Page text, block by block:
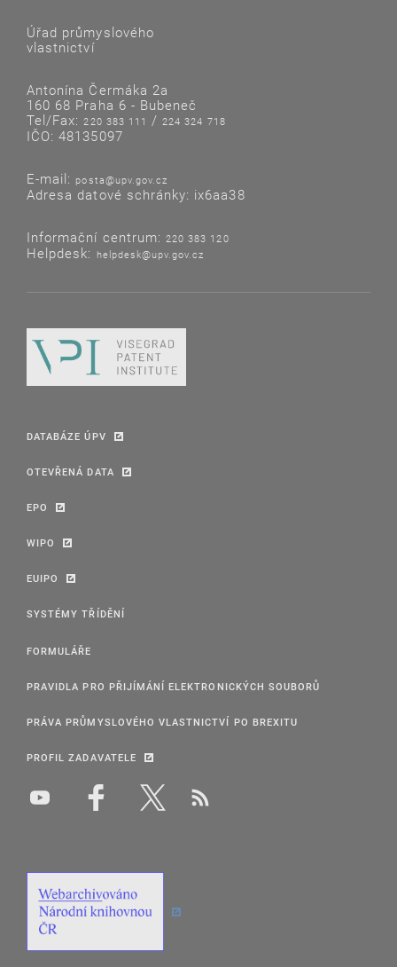
Úřad průmyslového
vlastnictví
Antonína Čermáka 2a
160 68 Praha 6 - Bubeneč
Tel/Fax:220 383 111 /224 324 718
IČO: 48135097
E-mail: posta@upv.gov.cz
Adresa datové schránky: ix6aa38
Informační centrum: 220 383 120
Helpdesk: helpdesk@upv.gov.cz
DATABÁZE ÚPV
OTEVŘENÁ DATA
EPO
WIPO
EUIPO
SYSTÉMY TŘÍDĚNÍ
FORMULÁŘE
PRAVIDLA PRO PŘIJÍMÁNÍ ELEKTRONICKÝCH SOUBORŮ
PRÁVA PRŮMYSLOVÉHO VLASTNICTVÍ PO BREXITU
PROFIL ZADAVATELE